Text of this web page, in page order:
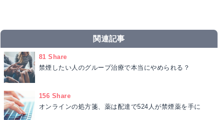
関連記事
81 Share
禁煙したい人のグループ治療で本当にやめられる？
156 Share
オンラインの処方箋、薬は配達で524人が禁煙薬を手に